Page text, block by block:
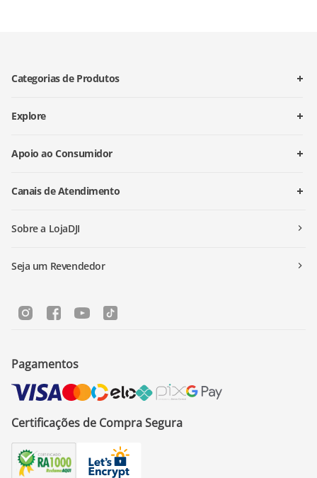
Categorias de Produtos
Explore
Apoio ao Consumidor
Canais de Atendimento
Sobre a LojaDJI
Seja um Revendedor
Pagamentos
Certificações de Compra Segura